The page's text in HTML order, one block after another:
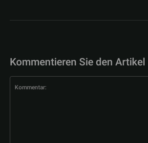
Kommentieren Sie den Artikel